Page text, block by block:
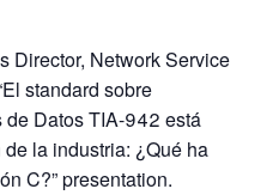
Director, Network Service
standard sobre
de Datos TIA-942 está
la industria: ¿Qué ha
C?” presentation.